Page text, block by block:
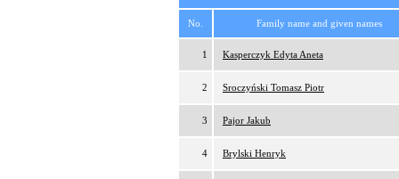
No. Family name and given names
1 Kasperczyk Edyta Aneta
2 Sroczyński Tomasz Piotr
3 Pajor Jakub
4 Brylski Henryk